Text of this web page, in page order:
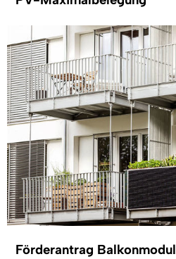
Förderantrag Balkonmodul